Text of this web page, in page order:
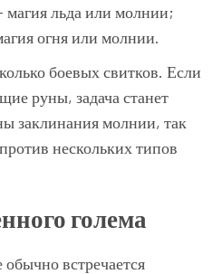
магия льда или молнии;
огня или молнии.
боевых свитков. Если
руны, задача станет
заклинания молнии, так
нескольких типов
голема
встречается